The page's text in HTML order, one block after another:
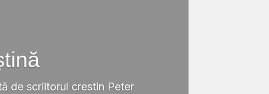
de scriitorul crestin Peter